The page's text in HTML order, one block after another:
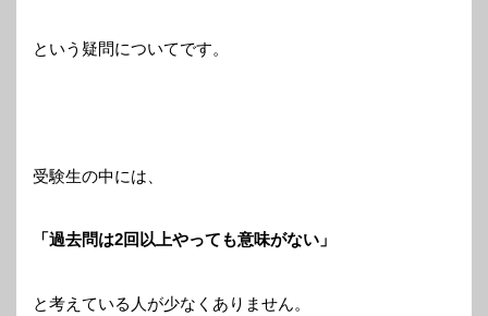
という疑問についてです。
受験生の中には、
「過去問は2回以上やっても意味がない」
と考えている人が少なくありません。